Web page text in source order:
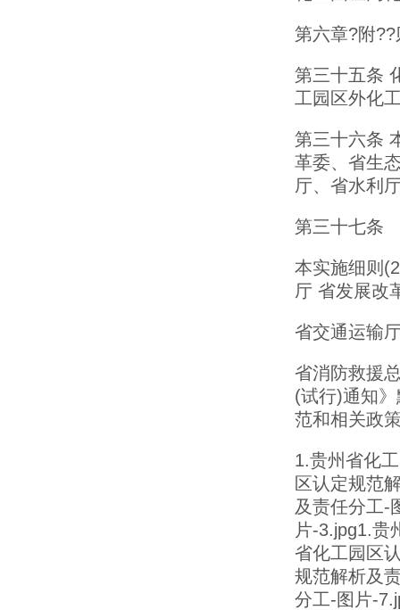
第六章?附??
第三十五条
工园区外化
第三十六条
革委、省生
厅、省水利
第三十七条
本实施细则
厅 省发展改
省交通运输
省消防救援
(试行)通知
范和相关政
1.贵州省化
区认定规范
及责任分工-
片-3.jpg1.贵
省化工园区
规范解析及
分工-图片-